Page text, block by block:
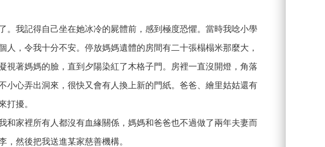
。我記得自己坐在她冰冷的屍體前，感到極度恐懼。當時我唸小學
，令我十分不安。停放媽媽遺體的房間有二十張榻榻米那麼大，
視著媽媽的臉，直到夕陽染紅了木格子門。房裡一直沒開燈，角落
小心弄出洞來，很快又會有人換上新的門紙。爸爸、繪里姑姑還有
打擾。
和家裡所有人都沒有血緣關係，媽媽和爸爸也不過做了兩年夫妻而
然後把我送進某家慈善機構。